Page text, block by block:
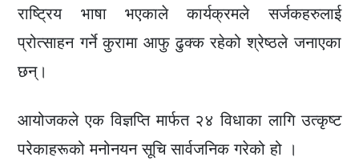
राष्ट्रिय भाषा भएकाले कार्यक्रमले सर्जकहरुलाई
प्रोत्साहन गर्ने कुरामा आफु ढुक्क रहेको श्रेष्ठले जनाएका
छन्।
आयोजकले एक विज्ञप्ति मार्फत २४ विधाका लागि उत्कृष्ट
परेकाहरूको मनोनयन सूचि सार्वजनिक गरेको हो ।